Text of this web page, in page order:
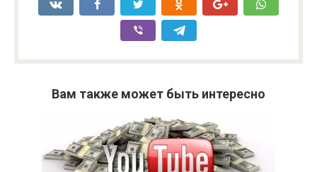
Вам также может быть интересно